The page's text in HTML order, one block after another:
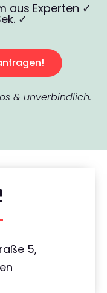
aus Experten ✓
✓
& unverbindlich.
5,